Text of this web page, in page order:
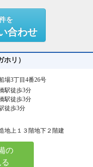
を
合わせ
リ）
場3丁目4番26号
駅徒歩3分
駅徒歩3分
徒歩3分
地上１３階地下２階建
の